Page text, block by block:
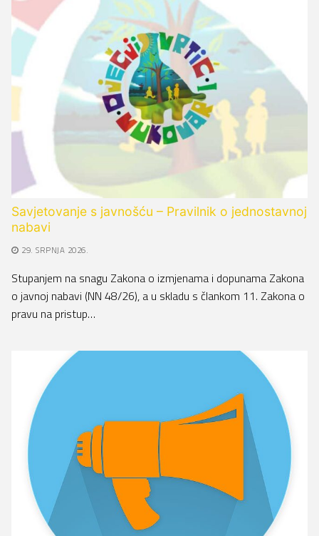
Savjetovanje s javnošću – Pravilnik o jednostavnoj
nabavi
29. SRPNJA 2026.
Stupanjem na snagu Zakona o izmjenama i dopunama Zakona
o javnoj nabavi (NN 48/26), a u skladu s člankom 11. Zakona o
pravu na pristup…